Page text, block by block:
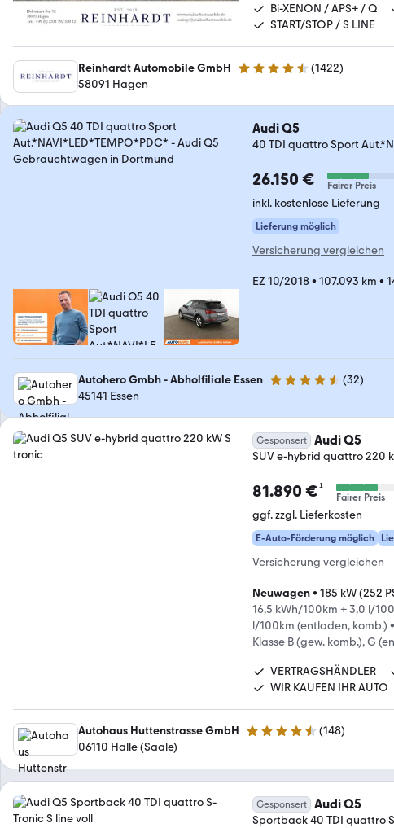
Bi-XENON / APS+ / Q
START/STOP / S LINE
Reinhardt Automobile GmbH 4.7 Sterne (1422)
58091 Hagen
Audi Q5
40 TDI quattro Sport
26.150 € Fairer Preis
inkl. kostenlose Lieferung
Lieferung möglich
Versicherung vergleichen
EZ 10/2018• 107.093 km •
Autohero Gmbh - Abholfiliale Essen 4.7 Sterne (32)
45141 Essen
Gesponsert Audi Q5
SUV e-hybrid quattro 220
81.890 €¹
Fairer Preis
ggf. zzgl. Lieferkosten
E-Auto-Förderung möglich
Versicherung vergleichen
Neuwagen• 185 kW (252
16,5 kWh/100km + 3,0 l/
l/100km (entladen, komb.) •
Klasse B (gew. komb.), G
VERTRAGSHÄNDLER
WIR KAUFEN IHR AUTO
Autohaus Huttenstrasse GmbH 4.7 Sterne (148)
06110 Halle (Saale)
Gesponsert Audi Q5
Sportback 40 TDI quattro